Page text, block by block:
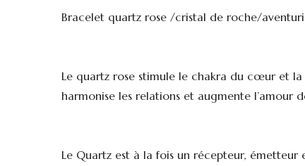
Bracelet quartz rose /cristal de roche/
Le quartz rose stimule le chakra du cœur et
harmonise les relations et augmente l’amour
Le Quartz est à la fois un récepteur, émetteur